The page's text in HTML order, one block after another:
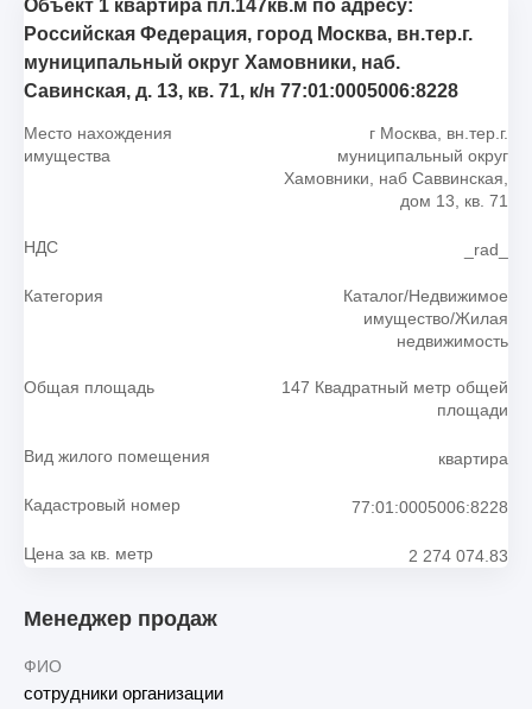
Объект 1 квартира пл.147кв.м по адресу:
Российская Федерация, город Москва, вн.тер.г.
муниципальный округ Хамовники, наб.
Савинская, д. 13, кв. 71, к/н 77:01:0005006:8228
Место нахождения
имущества
г Москва, вн.тер.г.
муниципальный округ
Хамовники, наб Саввинская,
дом 13, кв. 71
НДС _rad_
Категория
Каталог/Недвижимое
имущество/Жилая
недвижимость
Общая площадь
147 Квадратный метр общей
площади
Вид жилого помещения квартира
Кадастровый номер 77:01:0005006:8228
Цена за кв. метр 2 274 074.83
Менеджер продаж
ФИО
сотрудники организации